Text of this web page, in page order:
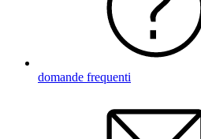
domande frequenti